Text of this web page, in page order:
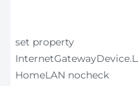
set property
HomeLAN nocheck